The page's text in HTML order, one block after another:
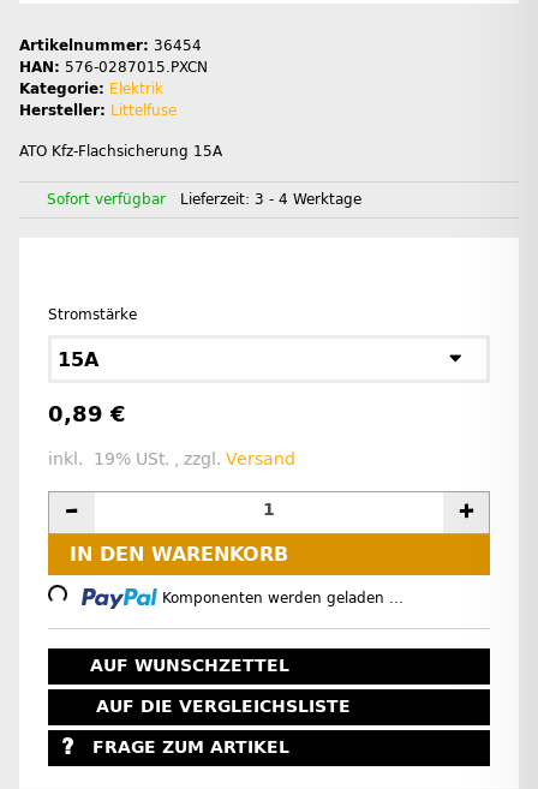
Artikelnummer: 36454
HAN: 576-0287015.PXCN
Kategorie: Elektrik
Hersteller: Littelfuse
ATO Kfz-Flachsicherung 15A
Sofort verfügbar Lieferzeit: 3 - 4 Werktage
Stromstärke
15A
0,89 €
inkl. 19% USt. , zzgl. Versand
IN DEN WARENKORB
Komponenten werden geladen ...
AUF WUNSCHZETTEL
AUF DIE VERGLEICHSLISTE
FRAGE ZUM ARTIKEL